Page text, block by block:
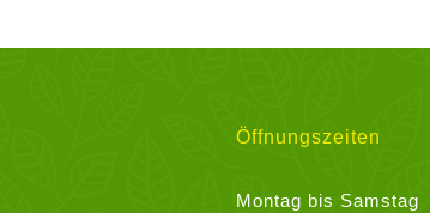
Öffnungszeiten
Montag bis Samstag